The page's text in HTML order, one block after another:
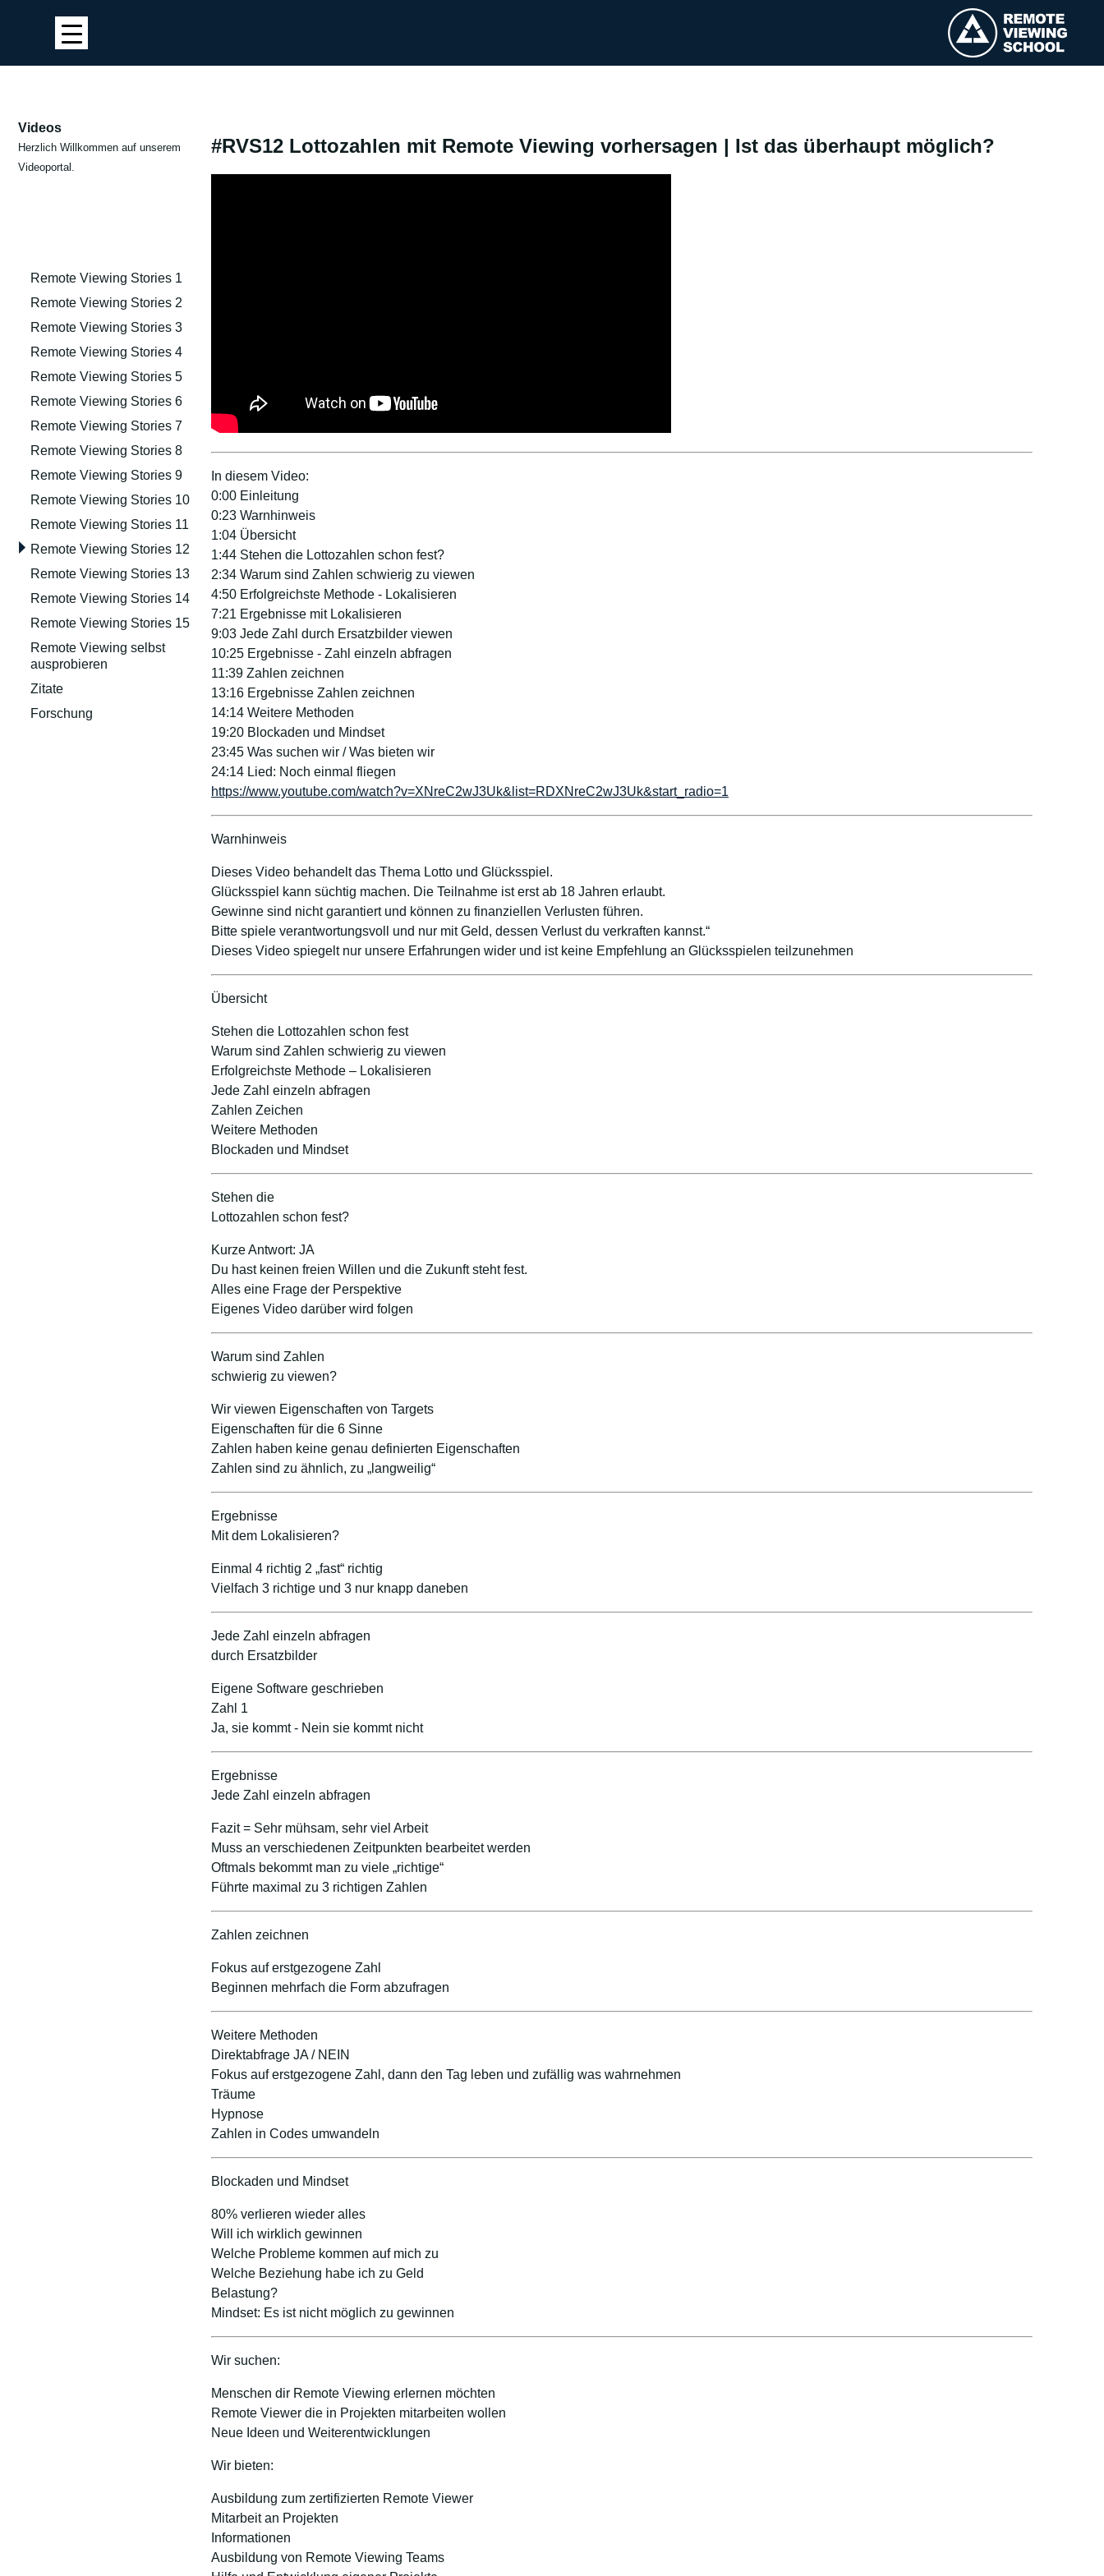
Videos
Herzlich Willkommen auf unserem
Videoportal.
Remote Viewing Stories 1
Remote Viewing Stories 2
Remote Viewing Stories 3
Remote Viewing Stories 4
Remote Viewing Stories 5
Remote Viewing Stories 6
Remote Viewing Stories 7
Remote Viewing Stories 8
Remote Viewing Stories 9
Remote Viewing Stories 10
Remote Viewing Stories 11
Remote Viewing Stories 12
Remote Viewing Stories 13
Remote Viewing Stories 14
Remote Viewing Stories 15
Remote Viewing selbst
ausprobieren
Zitate
Forschung
#RVS12 Lottozahlen mit Remote Viewing vorhersagen | Ist das überhaupt möglich?
In diesem Video:
0:00 Einleitung
0:23 Warnhinweis
1:04 Übersicht
1:44 Stehen die Lottozahlen schon fest?
2:34 Warum sind Zahlen schwierig zu viewen
4:50 Erfolgreichste Methode - Lokalisieren
7:21 Ergebnisse mit Lokalisieren
9:03 Jede Zahl durch Ersatzbilder viewen
10:25 Ergebnisse - Zahl einzeln abfragen
11:39 Zahlen zeichnen
13:16 Ergebnisse Zahlen zeichnen
14:14 Weitere Methoden
19:20 Blockaden und Mindset
23:45 Was suchen wir / Was bieten wir
24:14 Lied: Noch einmal fliegen
https://www.youtube.com/watch?v=XNreC2wJ3Uk&list=RDXNreC2wJ3Uk&start_radio=1
Warnhinweis
Dieses Video behandelt das Thema Lotto und Glücksspiel.
Glücksspiel kann süchtig machen. Die Teilnahme ist erst ab 18 Jahren erlaubt.
Gewinne sind nicht garantiert und können zu finanziellen Verlusten führen.
Bitte spiele verantwortungsvoll und nur mit Geld, dessen Verlust du verkraften kannst.“
Dieses Video spiegelt nur unsere Erfahrungen wider und ist keine Empfehlung an Glücksspielen teilzunehmen
Übersicht
Stehen die Lottozahlen schon fest
Warum sind Zahlen schwierig zu viewen
Erfolgreichste Methode – Lokalisieren
Jede Zahl einzeln abfragen
Zahlen Zeichen
Weitere Methoden
Blockaden und Mindset
Stehen die
Lottozahlen schon fest?
Kurze Antwort: JA
Du hast keinen freien Willen und die Zukunft steht fest.
Alles eine Frage der Perspektive
Eigenes Video darüber wird folgen
Warum sind Zahlen
schwierig zu viewen?
Wir viewen Eigenschaften von Targets
Eigenschaften für die 6 Sinne
Zahlen haben keine genau definierten Eigenschaften
Zahlen sind zu ähnlich, zu „langweilig“
Ergebnisse
Mit dem Lokalisieren?
Einmal 4 richtig 2 „fast“ richtig
Vielfach 3 richtige und 3 nur knapp daneben
Jede Zahl einzeln abfragen
durch Ersatzbilder
Eigene Software geschrieben
Zahl 1
Ja, sie kommt - Nein sie kommt nicht
Ergebnisse
Jede Zahl einzeln abfragen
Fazit = Sehr mühsam, sehr viel Arbeit
Muss an verschiedenen Zeitpunkten bearbeitet werden
Oftmals bekommt man zu viele „richtige“
Führte maximal zu 3 richtigen Zahlen
Zahlen zeichnen
Fokus auf erstgezogene Zahl
Beginnen mehrfach die Form abzufragen
Weitere Methoden
Direktabfrage JA / NEIN
Fokus auf erstgezogene Zahl, dann den Tag leben und zufällig was wahrnehmen
Träume
Hypnose
Zahlen in Codes umwandeln
Blockaden und Mindset
80% verlieren wieder alles
Will ich wirklich gewinnen
Welche Probleme kommen auf mich zu
Welche Beziehung habe ich zu Geld
Belastung?
Mindset: Es ist nicht möglich zu gewinnen
Wir suchen:
Menschen dir Remote Viewing erlernen möchten
Remote Viewer die in Projekten mitarbeiten wollen
Neue Ideen und Weiterentwicklungen
Wir bieten:
Ausbildung zum zertifizierten Remote Viewer
Mitarbeit an Projekten
Informationen
Ausbildung von Remote Viewing Teams